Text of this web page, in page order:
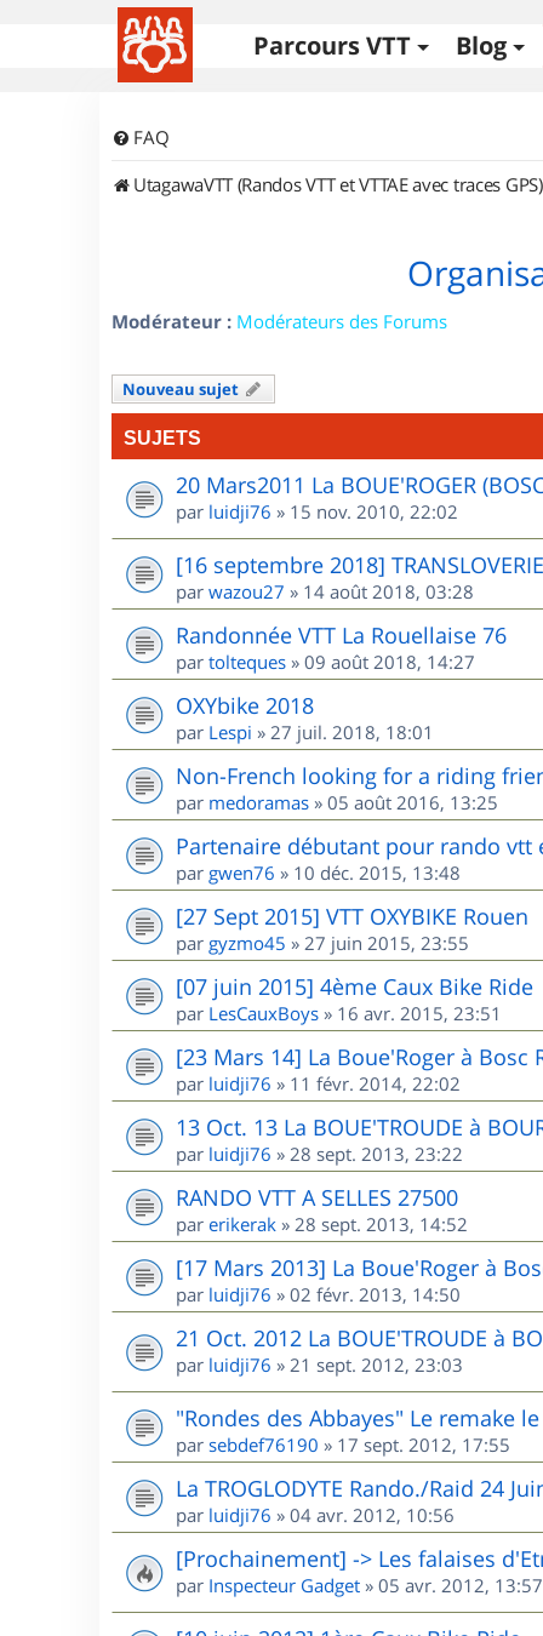
Parcours VTT Blog
FAQ
UtagawaVTT (Randos VTT et VTTAE avec traces GPS)
Modérateur : Modérateurs des Forums
Nouveau sujet
SUJETS
20 Mars2011 La BOUE'ROGER
par luidji76 » 15 nov. 2010, 22:02
[16 septembre 2018]
par wazou27 » 14 août 2018, 03:28
Randonnée VTT La Rouellaise 76
par tolteques » 09 août 2018, 14:27
OXYbike 2018
par Lespi » 27 juil. 2018, 18:01
Non-French looking for a riding
par medoramas » 05 août 2016, 13:25
Partenaire débutant pour rando vtt
par gwen76 » 10 déc. 2015, 13:48
[27 Sept 2015] VTT OXYBIKE Rouen
par gyzmo45 » 27 juin 2015, 23:55
[07 juin 2015] 4ème Caux Bike Ride
par LesCauxBoys » 16 avr. 2015, 23:51
[23 Mars 14] La Boue'Roger à Bosc
par luidji76 » 11 févr. 2014, 22:02
13 Oct. 13 La BOUE'TROUDE à
par luidji76 » 28 sept. 2013, 23:22
RANDO VTT A SELLES 27500
par erikerak » 28 sept. 2013, 14:52
[17 Mars 2013] La Boue'Roger à
par luidji76 » 02 févr. 2013, 14:50
21 Oct. 2012 La BOUE'TROUDE à
par luidji76 » 21 sept. 2012, 23:03
"Rondes des Abbayes" Le remake
par sebdef76190 » 17 sept. 2012, 17:55
La TROGLODYTE Rando./Raid 24
par luidji76 » 04 avr. 2012, 10:56
[Prochainement] -> Les falaises
par Inspecteur Gadget » 05 avr. 2012, 13:57